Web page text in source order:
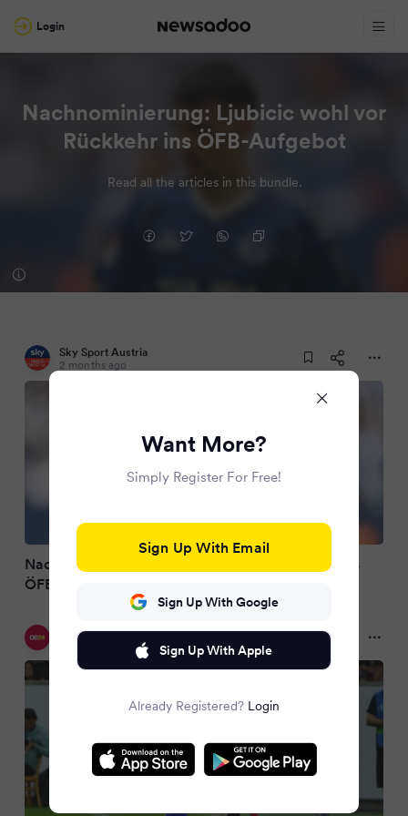
Login
Nachnominierung: Ljubicic wohl vor
Rückkehr ins ÖFB-Aufgebot
Read all the articles in this bundle.
Sky Sport Austria
2 months ago
Nachnominierung: Ljubicic wohl vor Rückkehr ins
ÖFB-Aufgebot
oe24.at
Want More?
Simply Register For Free!
Sign Up With Email
Sign Up With Google
Sign Up With Apple
Already Registered? Login